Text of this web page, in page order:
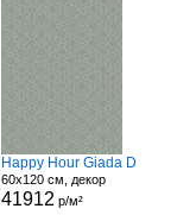
Happy Hour Giada D
60x120 см, декор
41912 р/м²